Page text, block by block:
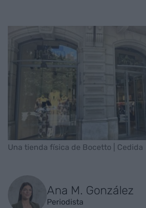
Una tienda física de Bocetto | Cedida
Ana M. González
Periodista